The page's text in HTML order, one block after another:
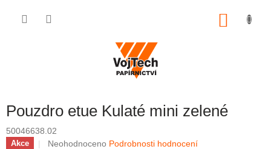
Pouzdro etue Kulaté mini zelené
50046638.02
Akce Průměrné hodnocení produktu je 0,0 z 5 hvězdiček.
Neohodnoceno Podrobnosti hodnocení